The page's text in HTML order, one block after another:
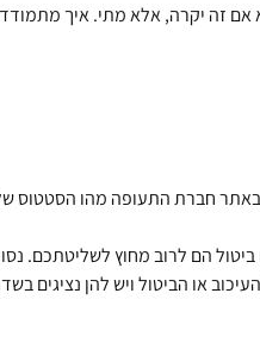
זה יקרה, אלא מתי. איך
באתר חברת התעופה מהו הסטטוס
הם לרוב מחוץ לשליטתכם.
או הביטול ויש להן נציגים